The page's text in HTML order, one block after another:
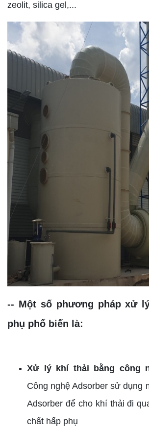
zeolit, silica gel,...
-- Một số phương pháp xử
phụ phổ biến là:
Xử lý khí thải bằng công
Công nghệ Adsorber sử dụng
Adsorber để cho khí thải đi
chất hấp phụ